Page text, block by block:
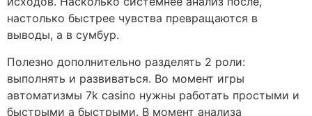
настолько быстрее чувства превращаются в
выводы, а в сумбур.
Полезно дополнительно разделять 2 роли:
выполнять и развиваться. Во момент игры
автоматизмы 7k casino нужны работать простыми и
быстрыми а быстрыми. В момент анализа